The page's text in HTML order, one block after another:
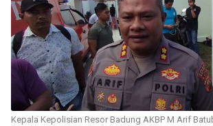
Kepala Kepolisian Resor Badung AKBP M Arif